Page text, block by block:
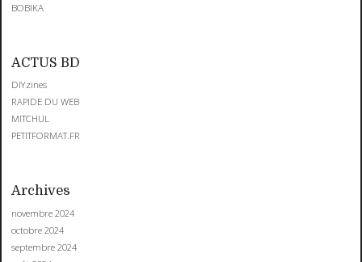
BOBIKA
ACTUS BD
DIYzines
RAPIDE DU WEB
MITCHUL
PETITFORMAT.FR
Archives
novembre 2024
octobre 2024
septembre 2024